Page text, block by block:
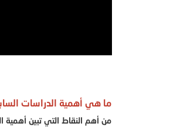
ما هي أهمية الدراسات
من أهم النقاط التي تبين أهمية